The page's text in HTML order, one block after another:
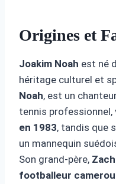
Origines et
Joakim Noah est né
héritage culturel et
Noah, est un
tennis professionnel,
en 1983, tandis que
un mannequin
Son grand-père,
footballeur